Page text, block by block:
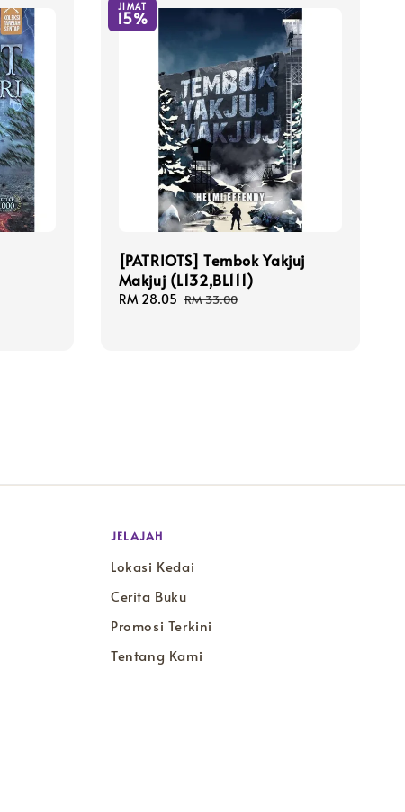
JIMAT
15%
[PATRIOTS] Tembok Yakjuj
Makjuj (L132,BL111)
Sale
RM 28.05 Regular
RM 33.00
JELAJAH
Lokasi Kedai
Cerita Buku
Promosi Terkini
Tentang Kami